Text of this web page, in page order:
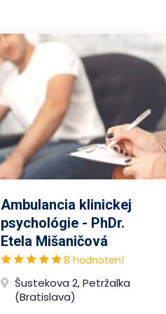
Ambulancia klinickej
psychológie - PhDr.
Etela Mišaničová
8 hodnotení
Šustekova 2, Petržalka
(Bratislava)